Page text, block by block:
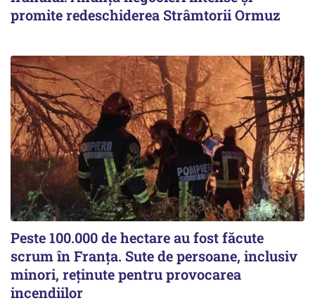
promite redeschiderea Strâmtorii Ormuz
Peste 100.000 de hectare au fost făcute
scrum în Franța. Sute de persoane, inclusiv
minori, reținute pentru provocarea
incendiilor